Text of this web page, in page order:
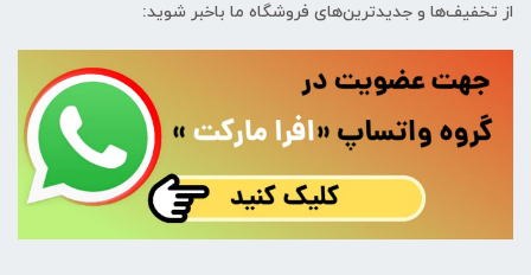
از تخفیف‌ها و جدیدترین‌های فروشگاه ما باخبر شوید: